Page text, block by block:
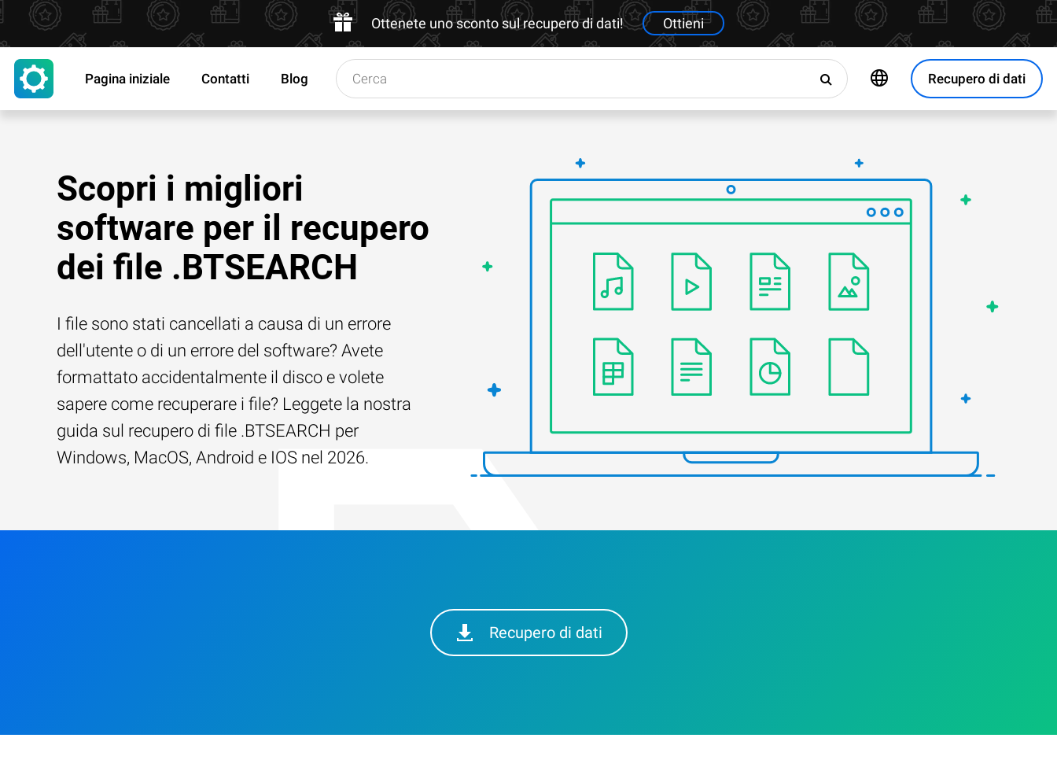
Ottenete uno sconto sul recupero di dati! Ottieni
Recupero di dati
Pagina iniziale Contatti Blog
Scopri i migliori
software per il recupero
dei file .BTSEARCH
I file sono stati cancellati a causa di un errore
dell'utente o di un errore del software? Avete
formattato accidentalmente il disco e volete
sapere come recuperare i file? Leggete la nostra
guida sul recupero di file .BTSEARCH per
Windows, MacOS, Android e IOS nel 2026.
Recupero di dati